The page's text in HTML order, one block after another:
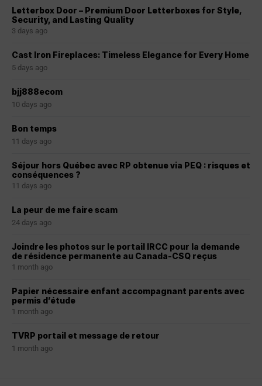
Letterbox Door – Premium Door Letterboxes for Style,
Security, and Lasting Quality
3 days ago
Cast Iron Fireplaces: Timeless Elegance for Every Home
5 days ago
bjj888ecom
10 days ago
Bon temps
11 days ago
Séjour hors Québec avec RP obtenue via PEQ : risques et
conséquences ?
11 days ago
La peur de me faire scam
24 days ago
Joindre les photos sur le portail IRCC pour la demande
de résidence permanente au Canada-CSQ reçus
1 month ago
Papier nécessaire enfant accompagnant parents avec
permis d’étude
1 month ago
TVRP portail et message de retour
1 month ago